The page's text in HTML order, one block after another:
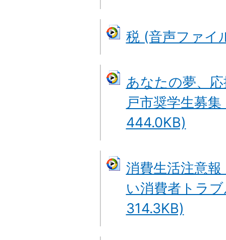
税 (音声ファイ
あなたの夢、
戸市奨学生募
444.0KB)
消費生活注意
い消費者トラ
314.3KB)